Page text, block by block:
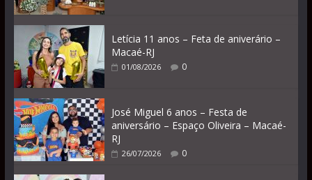
Letícia 11 anos – Feta de aniverário –
Macaé-RJ
01/08/2026 0
José Miguel 6 anos – Festa de
aniversário – Espaço Oliveira – Macaé-
RJ
26/07/2026 0